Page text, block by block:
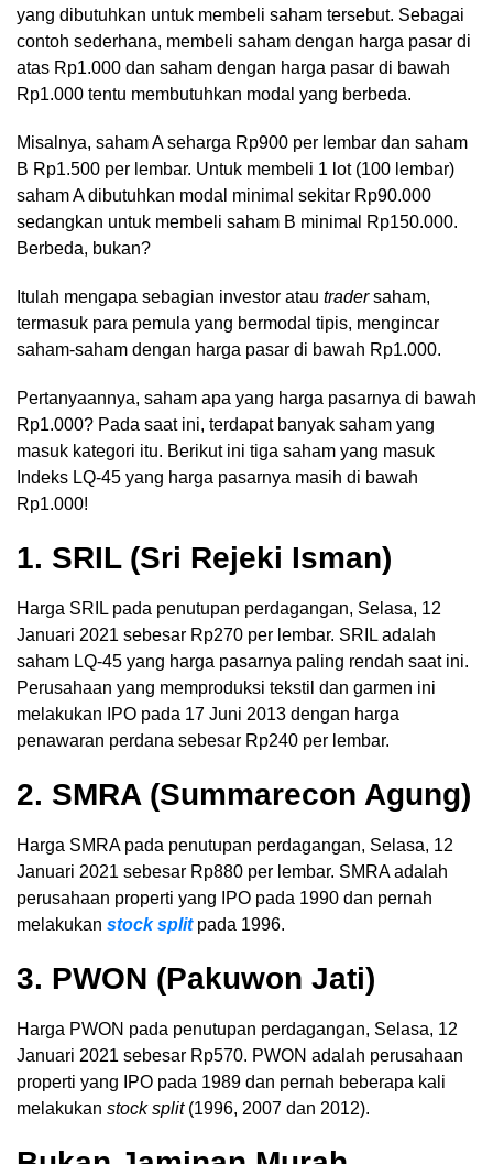
yang dibutuhkan untuk membeli saham tersebut. Sebagai
contoh sederhana, membeli saham dengan harga pasar di
atas Rp1.000 dan saham dengan harga pasar di bawah
Rp1.000 tentu membutuhkan modal yang berbeda.
Misalnya, saham A seharga Rp900 per lembar dan saham
B Rp1.500 per lembar. Untuk membeli 1 lot (100 lembar)
saham A dibutuhkan modal minimal sekitar Rp90.000
sedangkan untuk membeli saham B minimal Rp150.000.
Berbeda, bukan?
Itulah mengapa sebagian investor atau tradersaham,
termasuk para pemula yang bermodal tipis, mengincar
saham-saham dengan harga pasar di bawah Rp1.000.
Pertanyaannya, saham apa yang harga pasarnya di bawah
Rp1.000? Pada saat ini, terdapat banyak saham yang
masuk kategori itu. Berikut ini tiga saham yang masuk
Indeks LQ-45 yang harga pasarnya masih di bawah
Rp1.000!
1. SRIL (Sri Rejeki Isman)
Harga SRIL pada penutupan perdagangan, Selasa, 12
Januari 2021 sebesar Rp270 per lembar. SRIL adalah
saham LQ-45 yang harga pasarnya paling rendah saat ini.
Perusahaan yang memproduksi tekstil dan garmen ini
melakukan IPO pada 17 Juni 2013 dengan harga
penawaran perdana sebesar Rp240 per lembar.
2. SMRA (Summarecon Agung)
Harga SMRA pada penutupan perdagangan, Selasa, 12
Januari 2021 sebesar Rp880 per lembar. SMRA adalah
perusahaan properti yang IPO pada 1990 dan pernah
melakukan stock split pada 1996.
3. PWON (Pakuwon Jati)
Harga PWON pada penutupan perdagangan, Selasa, 12
Januari 2021 sebesar Rp570. PWON adalah perusahaan
properti yang IPO pada 1989 dan pernah beberapa kali
melakukan stock split(1996, 2007 dan 2012).